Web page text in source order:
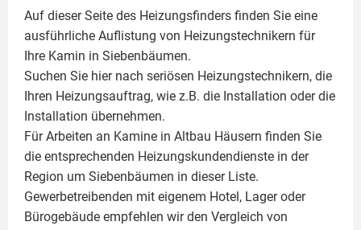
Auf dieser Seite des Heizungsfinders finden Sie eine
ausführliche Auflistung von Heizungstechnikern für
Ihre Kamin in Siebenbäumen.
Suchen Sie hier nach seriösen Heizungstechnikern, die
Ihren Heizungsauftrag, wie z.B. die Installation oder die
Installation übernehmen.
Für Arbeiten an Kamine in Altbau Häusern finden Sie
die entsprechenden Heizungskundendienste in der
Region um Siebenbäumen in dieser Liste.
Gewerbetreibenden mit eigenem Hotel, Lager oder
Bürogebäude empfehlen wir den Vergleich von